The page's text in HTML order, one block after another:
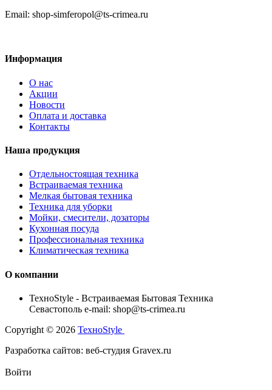
Email: shop-simferopol@ts-crimea.ru
Информация
О нас
Акции
Новости
Оплата и доставка
Контакты
Наша продукция
Отдельностоящая техника
Встраиваемая техника
Мелкая бытовая техника
Техника для уборки
Мойки, смесители, дозаторы
Кухонная посуда
Профессиональная техника
Климатическая техника
О компании
TexноStyle - Встраиваемая Бытовая Техника
Севастополь e-mail: shop@ts-crimea.ru
Copyright © 2026 TexноStyle
Разработка сайтов: веб-студия Gravex.ru
Войти